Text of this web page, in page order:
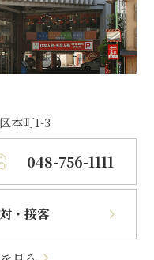
本町1-3
048-756-1111
・接客